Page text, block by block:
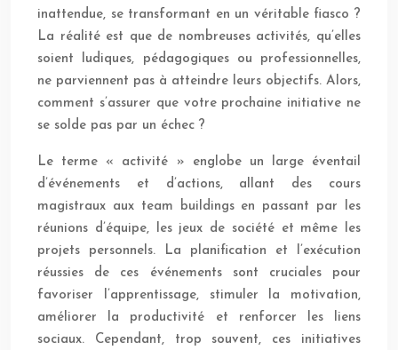
inattendue, se transformant en un véritable fiasco ?
La réalité est que de nombreuses activités, qu’elles
soient ludiques, pédagogiques ou professionnelles,
ne parviennent pas à atteindre leurs objectifs. Alors,
comment s’assurer que votre prochaine initiative ne
se solde pas par un échec ?
Le terme « activité » englobe un large éventail
d’événements et d’actions, allant des cours
magistraux aux team buildings en passant par les
réunions d’équipe, les jeux de société et même les
projets personnels. La planification et l’exécution
réussies de ces événements sont cruciales pour
favoriser l’apprentissage, stimuler la motivation,
améliorer la productivité et renforcer les liens
sociaux. Cependant, trop souvent, ces initiatives